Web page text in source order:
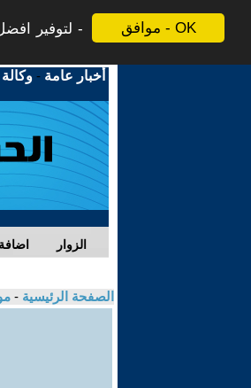
موافق - OK
لتوفير
أخبار عامة -وكالة
الزوار
الصفحة الرئيسية -